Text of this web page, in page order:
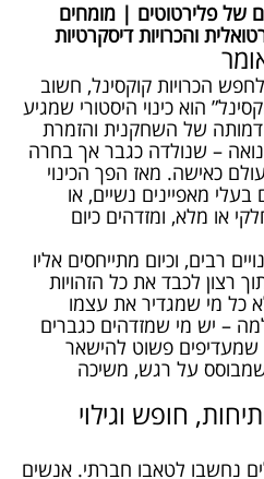
של פלירטוטים | מומחים
והכרויות דיסקרטיות
הכרויות קוקסינל, חשוב
הוא כינוי היסטורי שמגיע
של השחקנית והזמרת
– שנולדה כגבר אך בחרה
כאישה. מאז הפך הכינוי
מאפיינים נשיים, או
או מלא, ומזדהים כיום
רבים, וכיום מתייחסים אליו
רצון לכבד את כל הזהויות
כל מי שמגדיר את עצמו
– יש מי שמזדהים כגברים
שמעדיפים פשוט להישאר
שמבוסס על רגש, משיכה
חופש וגילוי
נחשבו לטאבו חברתי. אנשים